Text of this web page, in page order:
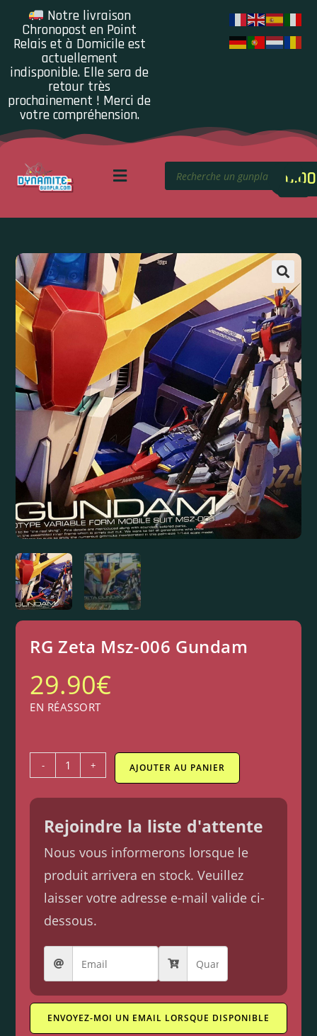
Notre livraison
Chronopost en Point
Relais et à Domicile est
actuellement
indisponible. Elle sera de
retour très
prochainement ! Merci de
votre compréhension.
0.00
RG Zeta Msz-006 Gundam
29.90€
EN RÉASSORT
- + AJOUTER AU PANIER
Rejoindre la liste d'attente
Nous vous informerons lorsque le
produit arrivera en stock. Veuillez
laisser votre adresse e-mail valide ci-
dessous.
ENVOYEZ-MOI UN EMAIL LORSQUE DISPONIBLE